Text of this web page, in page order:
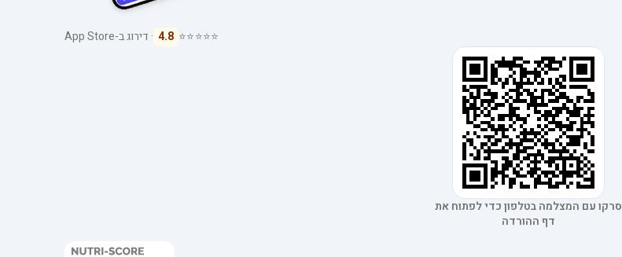
⭐⭐⭐⭐⭐
4.8 · דירוג ב-App Store
סרקו עם המצלמה בטלפון כדי לפתוח את
דף ההורדה